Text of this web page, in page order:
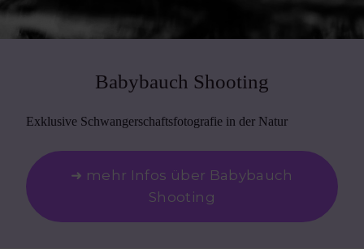
Babybauch Shooting
Exklusive Schwangerschaftsfotografie in der Natur
➜ mehr Infos über Babybauch
Shooting